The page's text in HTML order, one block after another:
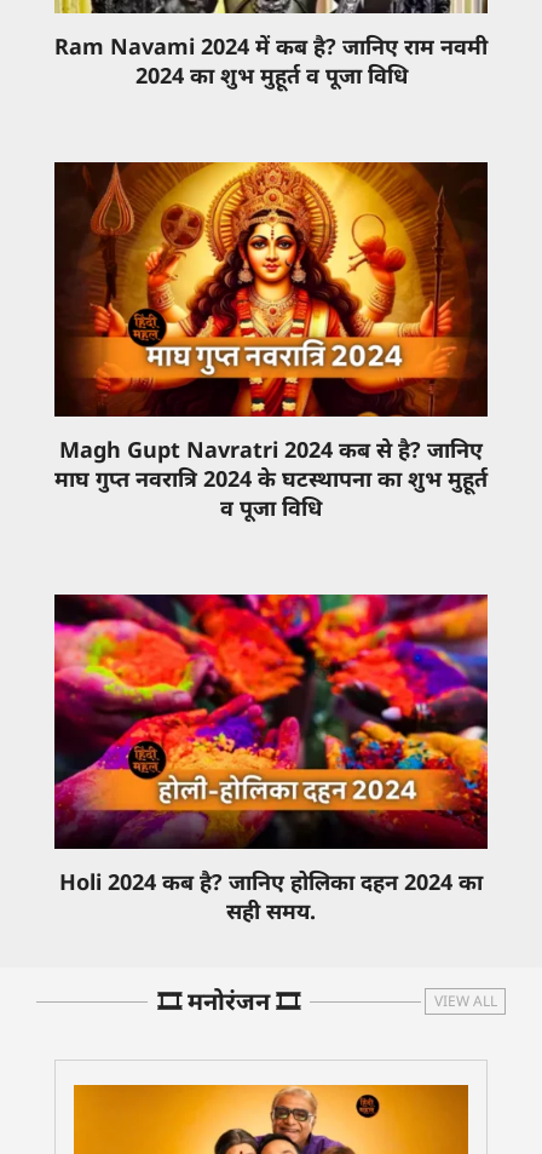
Ram Navami 2024 में कब है? जानिए राम नवमी
2024 का शुभ मुहूर्त व पूजा विधि
Magh Gupt Navratri 2024 कब से है? जानिए
माघ गुप्त नवरात्रि 2024 के घटस्थापना का शुभ मुहूर्त
व पूजा विधि
Holi 2024 कब है? जानिए होलिका दहन 2024 का
सही समय.
🎞️ मनोरंजन 🎞️ VIEW ALL